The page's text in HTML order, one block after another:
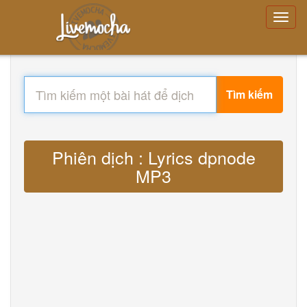
Tìm kiếm
Phiên dịch : Lyrics dpnode
MP3